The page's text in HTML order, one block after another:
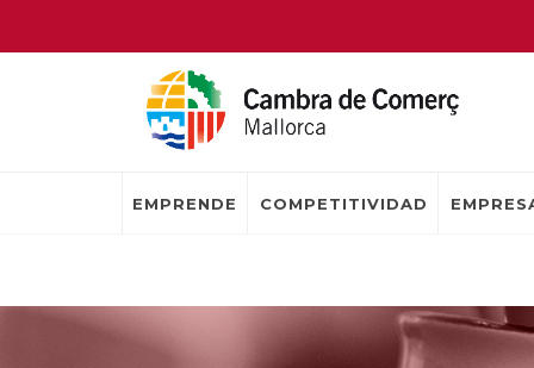
EMPRENDE COMPETITIVIDAD